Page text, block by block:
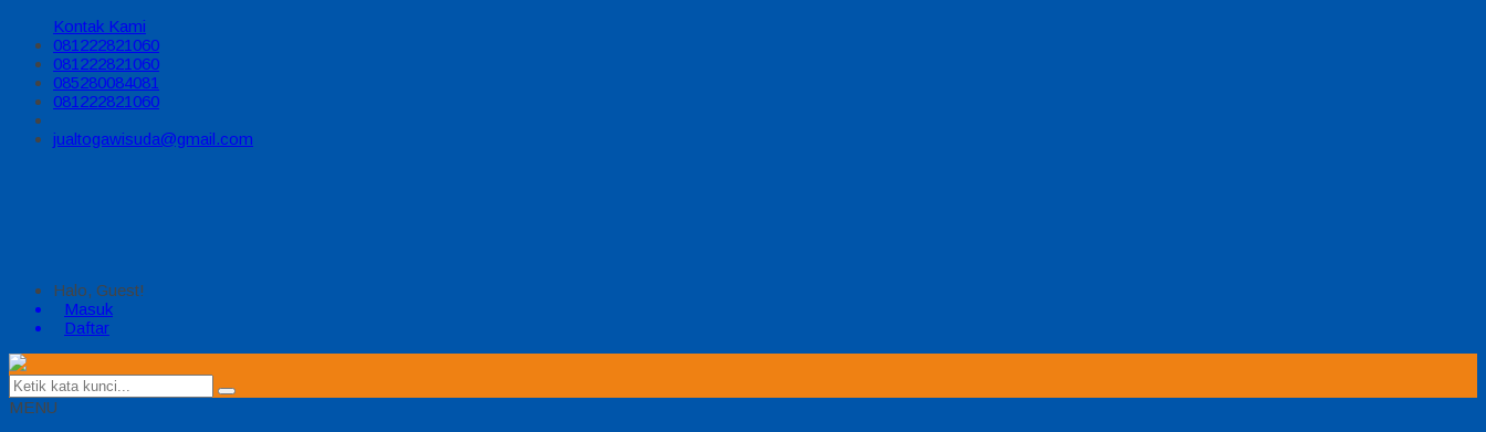
Kontak Kami
081222821060
081222821060
085280084081
081222821060
jualtogawisuda@gmail.com
Halo, Guest!
Masuk
Daftar
MENU